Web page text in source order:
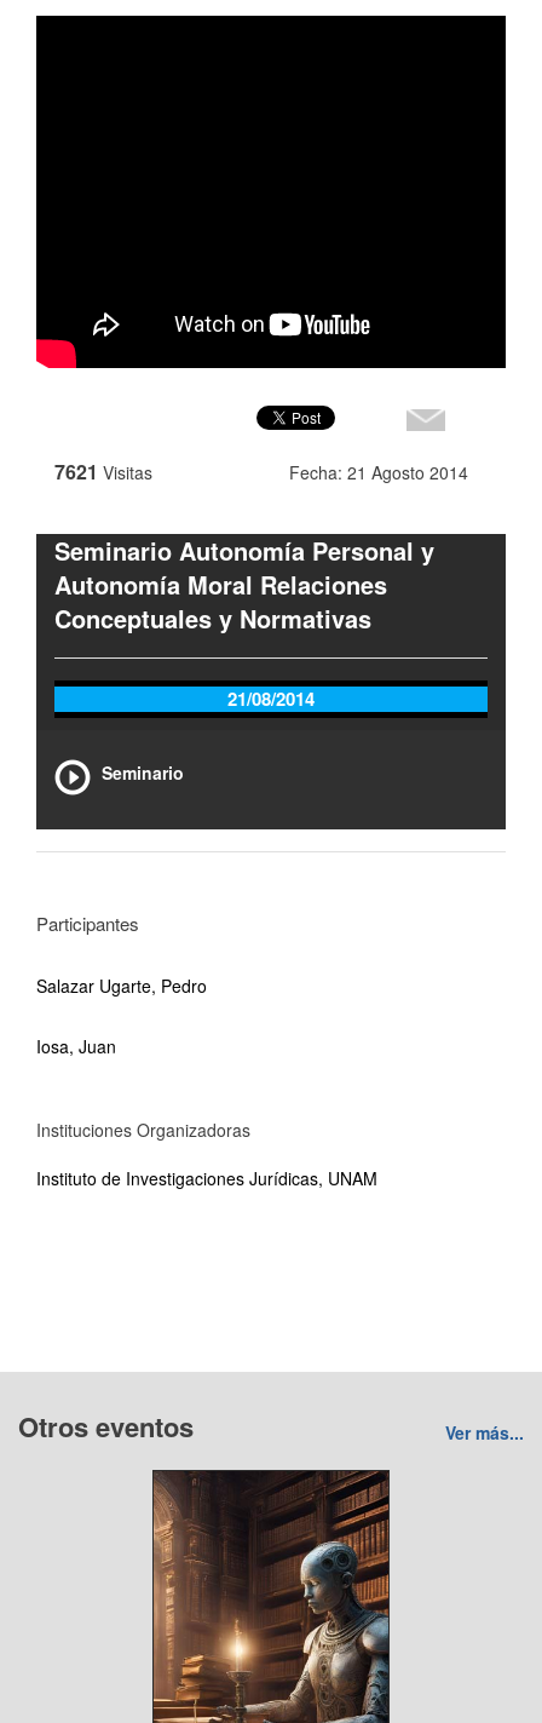
7621 Visitas Fecha: 21 Agosto 2014
Seminario Autonomía Personal y
Autonomía Moral Relaciones
Conceptuales y Normativas
21/08/2014
Seminario
Participantes
Salazar Ugarte, Pedro
Iosa, Juan
Instituciones Organizadoras
Instituto de Investigaciones Jurídicas, UNAM
Otros eventos Ver más...